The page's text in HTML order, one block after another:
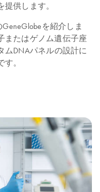
供します。
を紹介しま
またはゲノム遺伝子座
ムDNAパネルの設計に
。